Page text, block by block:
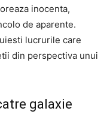
inocenta,
de aparente.
lucrurile care
din perspectiva unui
galaxie